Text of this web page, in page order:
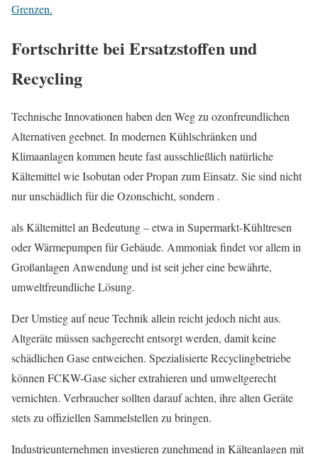
Grenzen.
Fortschritte bei Ersatzstoffen und
Recycling
Technische Innovationen haben den Weg zu ozonfreundlichen
Alternativen geebnet. In modernen Kühlschränken und
Klimaanlagen kommen heute fast ausschließlich natürliche
Kältemittel wie Isobutan oder Propan zum Einsatz. Sie sind nicht
nur unschädlich für die Ozonschicht, sondern .
als Kältemittel an Bedeutung – etwa in Supermarkt-Kühltresen
oder Wärmepumpen für Gebäude. Ammoniak findet vor allem in
Großanlagen Anwendung und ist seit jeher eine bewährte,
umweltfreundliche Lösung.
Der Umstieg auf neue Technik allein reicht jedoch nicht aus.
Altgeräte müssen sachgerecht entsorgt werden, damit keine
schädlichen Gase entweichen. Spezialisierte Recyclingbetriebe
können FCKW-Gase sicher extrahieren und umweltgerecht
vernichten. Verbraucher sollten darauf achten, ihre alten Geräte
stets zu offiziellen Sammelstellen zu bringen.
Industrieunternehmen investieren zunehmend in Kälteanlagen mit